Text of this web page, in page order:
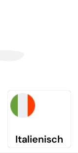
Italienisch